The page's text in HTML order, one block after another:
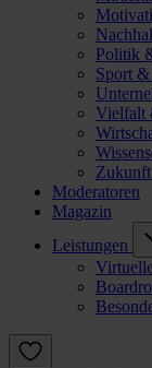
Politik
Sport
Vielfalt
Moderatoren
Magazin
Leistungen